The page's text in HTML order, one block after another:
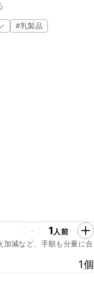
食感がたまらない一
#乳製品
1人前
加減など、手順も分量に合
1個